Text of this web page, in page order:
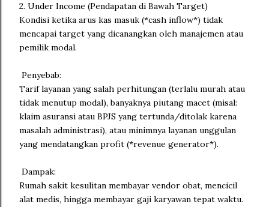
2. Under Income (Pendapatan di Bawah Target)
Kondisi ketika arus kas masuk (*cash inflow*) tidak
mencapai target yang dicanangkan oleh manajemen atau
pemilik modal.
Penyebab:
Tarif layanan yang salah perhitungan (terlalu murah atau
tidak menutup modal), banyaknya piutang macet (misal:
klaim asuransi atau BPJS yang tertunda/ditolak karena
masalah administrasi), atau minimnya layanan unggulan
yang mendatangkan profit (*revenue generator*).
Dampak:
Rumah sakit kesulitan membayar vendor obat, mencicil
alat medis, hingga membayar gaji karyawan tepat waktu.